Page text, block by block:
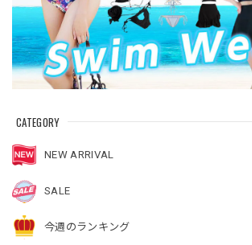
CATEGORY
NEW ARRIVAL
SALE
今週のランキング